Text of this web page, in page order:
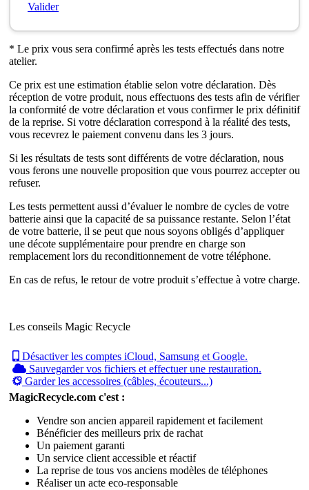
Valider
* Le prix vous sera confirmé après les tests effectués dans notre
atelier.
Ce prix est une estimation établie selon votre déclaration. Dès
réception de votre produit, nous effectuons des tests afin de vérifier
la conformité de votre déclaration et vous confirmer le prix définitif
de la reprise. Si votre déclaration correspond à la réalité des tests,
vous recevrez le paiement convenu dans les 3 jours.
Si les résultats de tests sont différents de votre déclaration, nous
vous ferons une nouvelle proposition que vous pourrez accepter ou
refuser.
Les tests permettent aussi d’évaluer le nombre de cycles de votre
batterie ainsi que la capacité de sa puissance restante. Selon l’état
de votre batterie, il se peut que nous soyons obligés d’appliquer
une décote supplémentaire pour prendre en charge son
remplacement lors du reconditionnement de votre téléphone.
En cas de refus, le retour de votre produit s’effectue à votre charge.
Les conseils Magic Recycle
Désactiver les comptes iCloud, Samsung et Google.
Sauvegarder vos fichiers et effectuer une restauration.
Garder les accessoires (câbles, écouteurs...)
MagicRecycle.com c'est :
Vendre son ancien appareil rapidement et facilement
Bénéficier des meilleurs prix de rachat
Un paiement garanti
Un service client accessible et réactif
La reprise de tous vos anciens modèles de téléphones
Réaliser un acte eco-responsable